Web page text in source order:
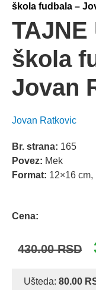
škola fudbala –
TAJNE
škola
Jovan
Jovan Ratkovic
Br. strana: 165
Povez: Mek
Format: 12×16 cm,
Cena:
430.00RSD
Ušteda: 80.00